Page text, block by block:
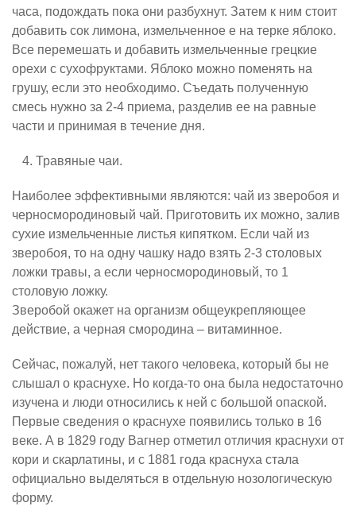
часа, подождать пока они разбухнут. Затем к ним стоит
добавить сок лимона, измельченное е на терке яблоко.
Все перемешать и добавить измельченные грецкие
орехи с сухофруктами. Яблоко можно поменять на
грушу, если это необходимо. Съедать полученную
смесь нужно за 2-4 приема, разделив ее на равные
части и принимая в течение дня.
Травяные чаи.
Наиболее эффективными являются: чай из зверобоя и
черносмородиновый чай. Приготовить их можно, залив
сухие измельченные листья кипятком. Если чай из
зверобоя, то на одну чашку надо взять 2-3 столовых
ложки травы, а если черносмородиновый, то 1
столовую ложку.
Зверобой окажет на организм общеукрепляющее
действие, а черная смородина – витаминное.
Сейчас, пожалуй, нет такого человека, который бы не
слышал о краснухе. Но когда-то она была недостаточно
изучена и люди относились к ней с большой опаской.
Первые сведения о краснухе появились только в 16
веке. А в 1829 году Вагнер отметил отличия краснухи от
кори и скарлатины, и с 1881 года краснуха стала
официально выделяться в отдельную нозологическую
форму.